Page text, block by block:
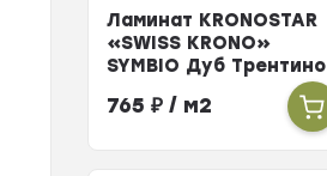
Ламинат KRONOSTAR
«SWISS KRONO»
SYMBIO Дуб Трентино
765₽ / м2